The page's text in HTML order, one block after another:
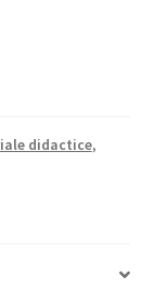
didactice,